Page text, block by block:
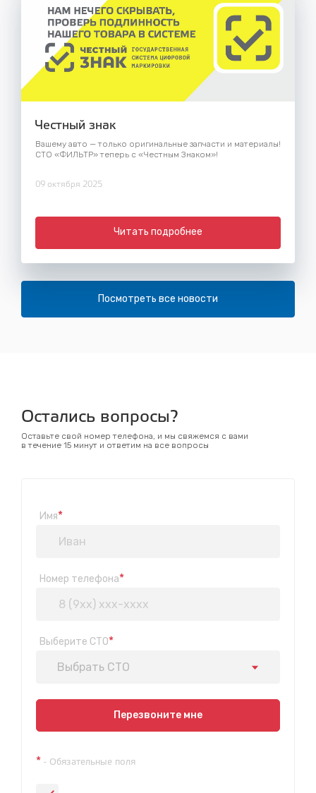
Честный знак
Вашему авто — только оригинальные запчасти и материалы!
СТО «ФИЛЬТР» теперь с «Честным Знаком»!
09 октября 2025
Читать подробнее
Посмотреть все новости
Остались вопросы?
Оставьте свой номер телефона, и мы свяжемся с вами
в течение 15 минут и ответим на все вопросы
Имя*
Номер телефона*
Выберите СТО*
Выбрать СТО
Показать на карте
ул. Пригородная 1/1 (при выезде из города в сторону
Перезвоните мне
* - Обязательные поля